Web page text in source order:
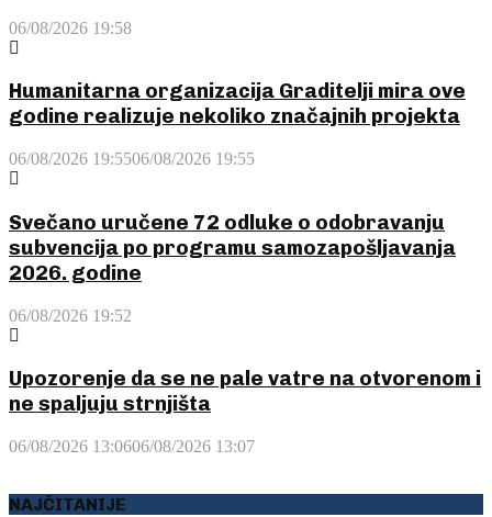
06/08/2026 19:58
Humanitarna organizacija Graditelji mira ove
godine realizuje nekoliko značajnih projekta
06/08/2026 19:5506/08/2026 19:55
Svečano uručene 72 odluke o odobravanju
subvencija po programu samozapošljavanja
2026. godine
06/08/2026 19:52
Upozorenje da se ne pale vatre na otvorenom i
ne spaljuju strnjišta
06/08/2026 13:0606/08/2026 13:07
NAJČITANIJE